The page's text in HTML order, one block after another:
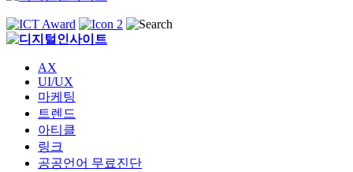
AX
UI/UX
마케팅
트렌드
아티클
링크
공공언어 무료진단